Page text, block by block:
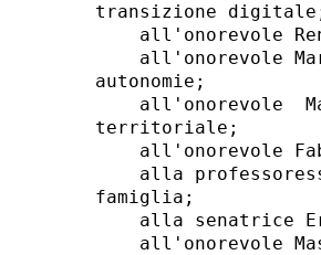
transizione
all'onorevole
all'onorevole
autonomie;
all'onorevole
territoriale;
all'onorevole
alla
famiglia;
alla senatrice
all'onorevole